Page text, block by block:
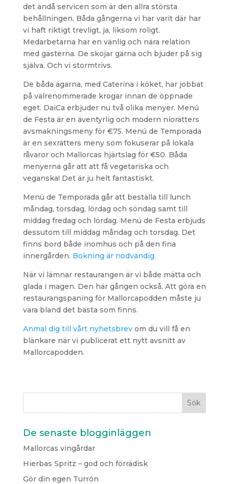
det ändå servicen som är den allra största
behållningen. Båda gångerna vi har varit där har
vi haft riktigt trevligt, ja, liksom roligt.
Medarbetarna har en vänlig och nära relation
med gästerna. De skojar gärna och bjuder på sig
själva. Och vi stormtrivs.
De båda ägarna, med Caterina i köket, har jobbat
på välrenommerade krogar innan de öppnade
eget. DaiCa erbjuder nu två olika menyer. Menú
de Festa är en äventyrlig och modern niorätters
avsmakningsmeny för €75. Menú de Temporada
är en sexrätters meny som fokuserar på lokala
råvaror och Mallorcas hjärtslag för €50. Båda
menyerna går att att få vegetariska och
veganska! Det är ju helt fantastiskt.
Menú de Temporada går att beställa till lunch
måndag, torsdag, lördag och söndag samt till
middag fredag ​​och lördag. Menú de Festa erbjuds
dessutom till middag måndag och torsdag. Det
finns bord både inomhus och på den fina
innergården. Bokning är nödvändig.
När vi lämnar restaurangen är vi både mätta och
glada i magen. Den här gången också. Att göra en
restaurangspaning för Mallorcapodden måste ju
vara bland det bästa som finns.
Anmäl dig till vårt nyhetsbrevom du vill få en
blänkare när vi publicerat ett nytt avsnitt av
Mallorcapodden.
De senaste blogginläggen
Mallorcas vingårdar
Hierbas Spritz – god och förrädisk
Gör din egen Turrón